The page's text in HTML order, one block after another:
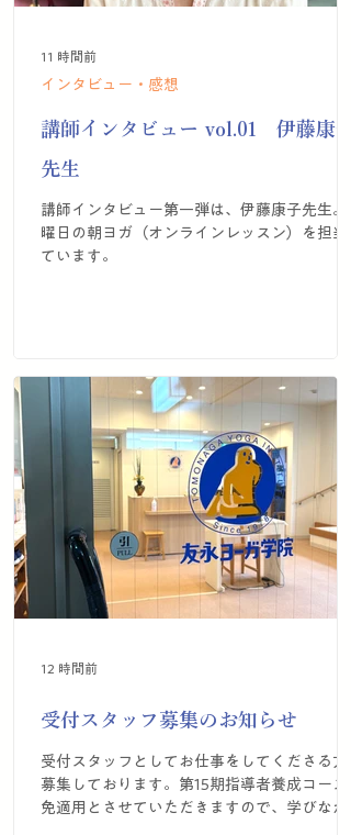
講師インタビュー vol.01 伊藤康子
先生
講師インタビュー第一弾は、伊藤康子先生。
曜日の朝ヨガ（オンラインレッスン）を担当
ています。
インタビュー・感想
11 時間前
受付スタッフ募集のお知らせ
受付スタッフとしてお仕事をしてくださる方
募集しております。第15期指導者養成コース
免適用とさせていただきますので、学びなが
12 時間前